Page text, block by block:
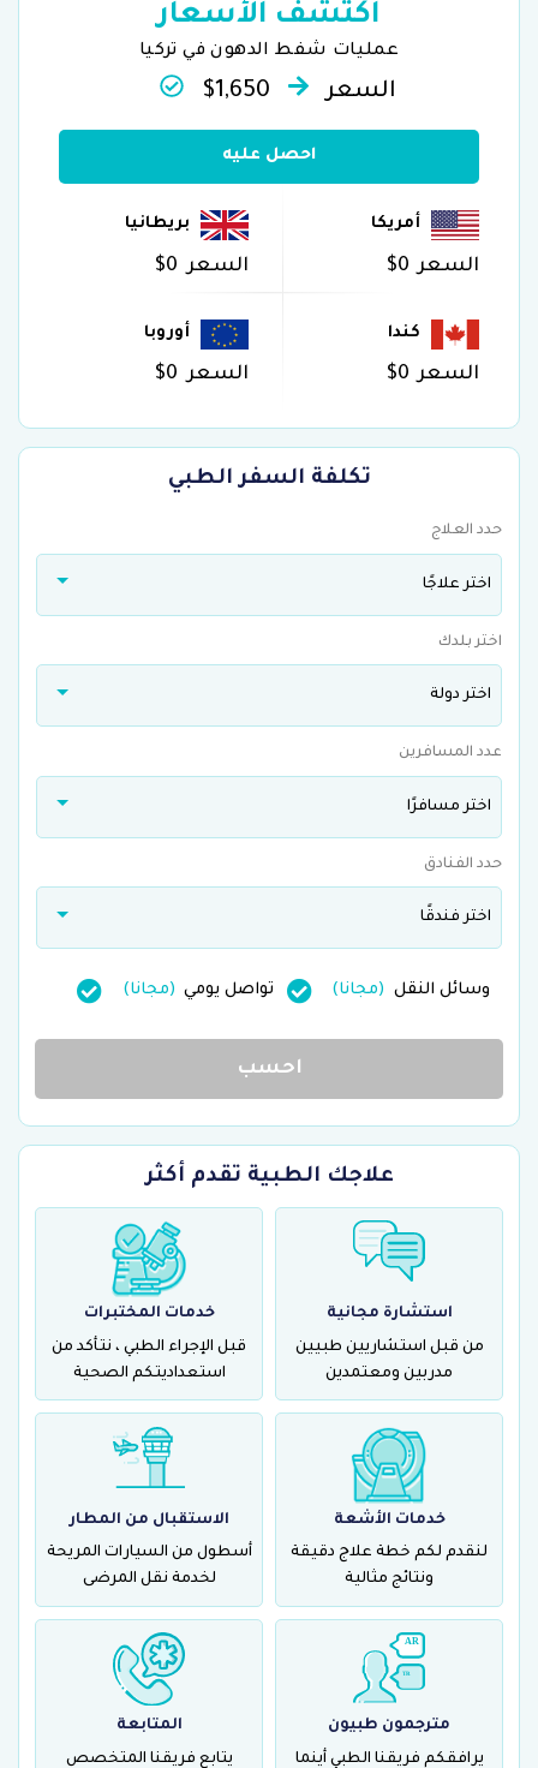
اكتشف الأسعار
عمليات شفط الدهون في تركيا
السعر $1,650
احصل عليه
أمريكا
السعر $0
بريطانيا
السعر $0
كندا
السعر $0
أوروبا
السعر $0
تكلفة السفر الطبي
حدد العلاج
اختر علاجًا
اختر بلدك
اختر دولة
عدد المسافرين
اختر مسافرًا
حدد الفنادق
اختر فندقًا
وسائل النقل (مجانا) تواصل يومي (مجانا)
احسب
علاجك الطبية تقدم أكثر
استشارة مجانية
من قبل استشاريين طبيين
مدربين ومعتمدين
خدمات المختبرات
قبل الإجراء الطبي ، نتأكد من
استعداديتكم الصحية
خدمات الأشعة
لنقدم لكم خطة علاج دقيقة
ونتائج مثالية
الاستقبال من المطار
أسطول من السيارات المريحة
لخدمة نقل المرضى
مترجمون طبيون
يرافقكم فريقنا الطبي أينما
المتابعة
يتابع فريقنا المتخصص